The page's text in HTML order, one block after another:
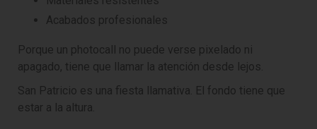
Acabados profesionales
Porque un photocall no puede verse pixelado ni
apagado, tiene que llamar la atención desde lejos.
San Patricio es una fiesta llamativa. El fondo tiene que
estar a la altura.